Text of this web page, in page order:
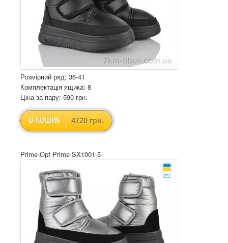
Розмірний ряд: 36-41
Комплектація ящика: 8
Ціна за пару: 590 грн.
В КОШИК 4720 грн.
Prime-Opt Prime SX1001-5